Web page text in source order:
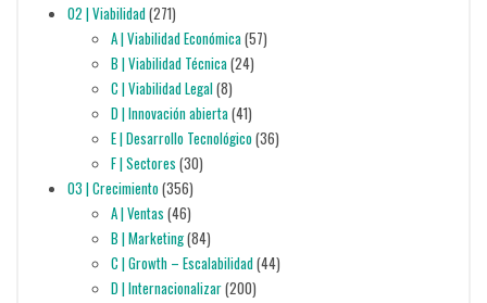
02 | Viabilidad(271)
A | Viabilidad Económica(57)
B | Viabilidad Técnica(24)
C | Viabilidad Legal(8)
D | Innovación abierta(41)
E | Desarrollo Tecnológico(36)
F | Sectores (30)
03 | Crecimiento(356)
A | Ventas (46)
B | Marketing(84)
C | Growth – Escalabilidad(44)
D | Internacionalizar(200)